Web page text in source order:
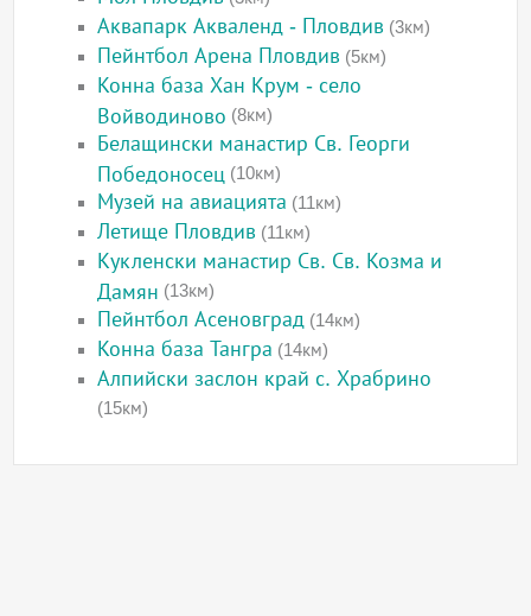
Аквапарк Акваленд - Пловдив (3км)
Пейнтбол Арена Пловдив (5км)
Конна база Хан Крум - село
Войводиново (8км)
Белащински манастир Св. Георги
Победоносец (10км)
Музей на авиацията (11км)
Летище Пловдив (11км)
Кукленски манастир Св. Св. Козма и
Дамян (13км)
Пейнтбол Асеновград (14км)
Конна база Тангра (14км)
Алпийски заслон край с. Храбрино
(15км)